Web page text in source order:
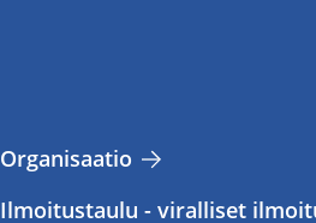
Or­ga­ni­saa­tio
Il­moi­tus­tau­lu - vi­ral­li­set